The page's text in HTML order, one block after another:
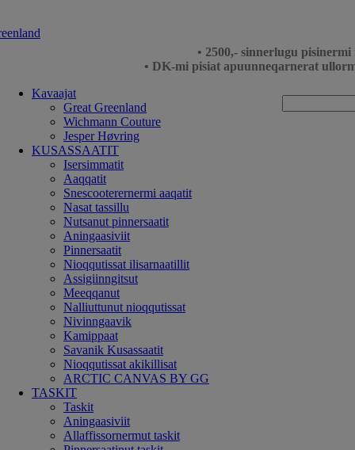
• 2500,- sinnerlugu
• DK-mi pisiat apuunneqarnerat
Kavaajat
Great Greenland
Wichmann Couture
Jesper Høvring
KUSASSAATIT
Isersimmatit
Aaqqatit
Snescooterernermi aaqatit
Nasat tassillu
Nutsanut pinnersaatit
Aningaasiviit
Pinnersaatit
Nioqqutissat ilisarnaatillit
Assigiinngitsut
Meeqqanut
Nalliuttunut nioqqutissat
Nivinngaavik
Kamippaat
Savanik Kusassaatit
Nioqqutissat akikillisat
ARCTIC CANVAS BY GG
TASKIT
Taskit
Aningaasiviit
Allaffissornermut taskit